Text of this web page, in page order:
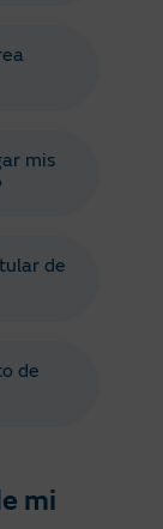
mis
de
de
mi